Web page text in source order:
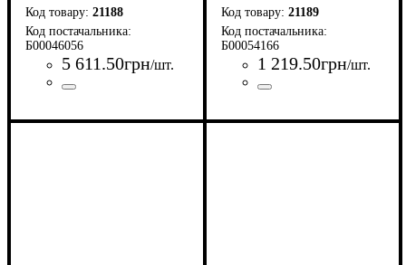
21188
Б00046056
5 611.50грн/шт.
21189
Б00054166
1 219.50грн/шт.